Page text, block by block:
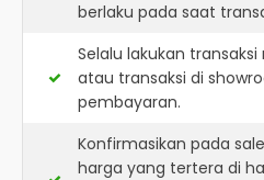
berlaku pada saat
Selalu lakukan
atau transaksi di
pembayaran.
Konfirmasikan pada
harga yang tertera di